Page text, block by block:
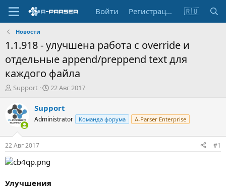
Войти Регистрация 🇷🇺
Новости
1.1.918 - улучшена работа с override и
отдельные append/preppend text для
каждого файла
А
т
о
р
т
е
м
ы
Support
Д
т
а
н
а
22 Авг 2017
Support
Administrator Команда форума A-Parser Enterprise
22 Авг 2017 #1
Улучшения